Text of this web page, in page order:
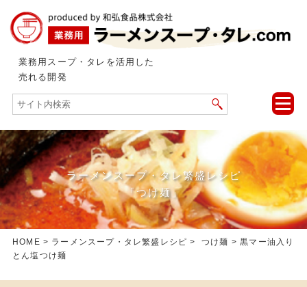
業務用スープ・タレを活用した
売れる開発
toggle
ラーメンスープ・タレ繁盛レシピ
「つけ麺」
HOME > ラーメンスープ・タレ繁盛レシピ >つけ麺 > 黒マー油入り
とん塩つけ麺